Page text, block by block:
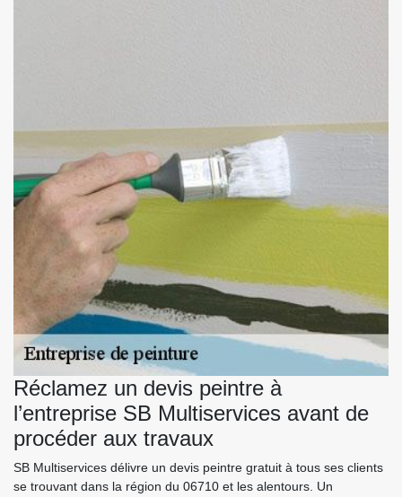
Réclamez un devis peintre à
l’entreprise SB Multiservices avant de
procéder aux travaux
SB Multiservices délivre un devis peintre gratuit à tous ses clients
se trouvant dans la région du 06710 et les alentours. Un